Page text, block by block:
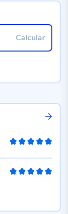
Calcular